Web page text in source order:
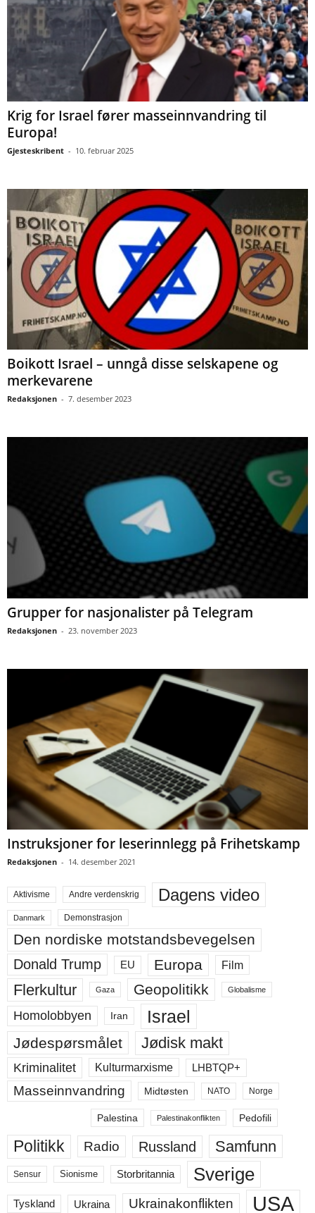
Krig for Israel fører masseinnvandring til
Europa!
Gjesteskribent - 10. februar 2025
Boikott Israel – unngå disse selskapene og
merkevarene
Redaksjonen - 7. desember 2023
Grupper for nasjonalister på Telegram
Redaksjonen - 23. november 2023
Instruksjoner for leserinnlegg på Frihetskamp
Redaksjonen - 14. desember 2021
Aktivisme Andre verdenskrig Dagens video
Danmark Demonstrasjon
Den nordiske motstandsbevegelsen
Donald Trump EU Europa Film
Flerkultur Gaza Geopolitikk Globalisme
Homolobbyen Iran Israel
Jødespørsmålet Jødisk makt
Kriminalitet Kulturmarxisme LHBTQP+
Masseinnvandring Midtøsten NATO Norge
Palestina Palestinakonflikten Pedofili
Politikk Radio Russland Samfunn
Sensur Sionisme Storbritannia Sverige
Tyskland Ukraina Ukrainakonflikten USA